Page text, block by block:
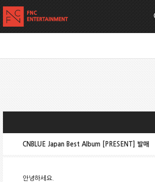
CNBLUE Japan Best Album [PRESENT] 발매
안녕하세요.